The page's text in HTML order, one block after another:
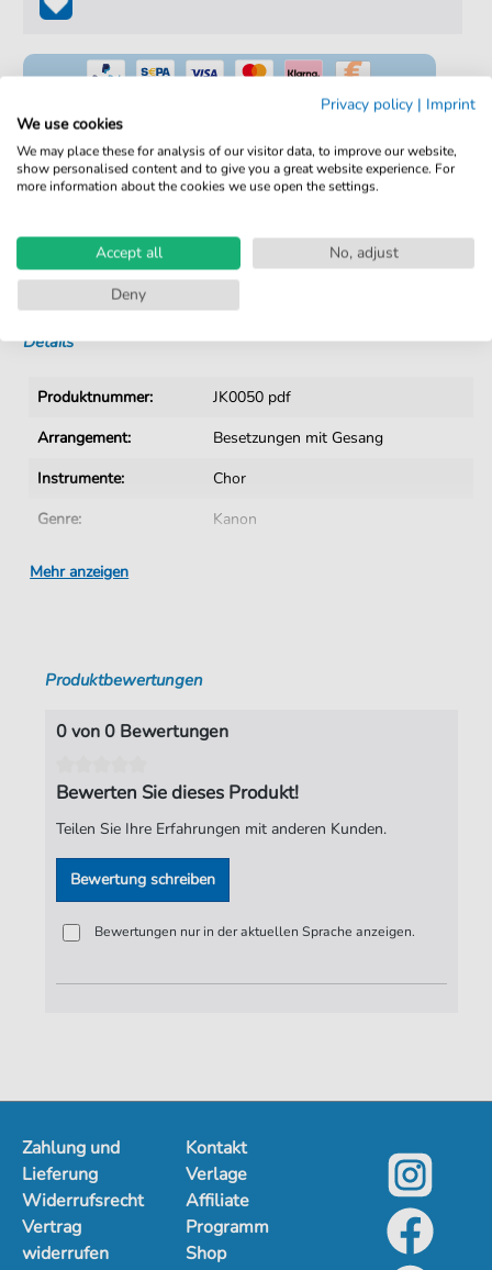
100% Legal & Lizenziert
Kein Abo. Fairer Einzelkauf.
Sofortiger Download nach Kauf
Details
Produktnummer:
JK0050 pdf
Arrangement:
Besetzungen mit Gesang
Instrumente:
Chor
Genre:
Kanon
Chor:
Tonart:
Autoren:
unbekannter Verfasser
Verlag:
Jürgen Knuth
Mehr anzeigen
Produktbewertungen
0 von 0 Bewertungen
Bewerten Sie dieses Produkt!
Teilen Sie Ihre Erfahrungen mit anderen Kunden.
Bewertung schreiben
Bewertungen nur in der aktuellen Sprache anzeigen.
Zahlung und
Lieferung
Widerrufsrecht
Vertrag
widerrufen
Kontakt
Verlage
Affiliate
Programm
Shop
Privacy policy | Imprint
We use cookies
We may place these for analysis of our visitor data, to improve our website,
show personalised content and to give you a great website experience. For
more information about the cookies we use open the settings.
Accept all
No, adjust
Deny